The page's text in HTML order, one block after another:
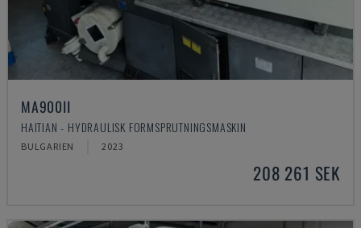
MA900ІІ
HAITIAN - HYDRAULISK FORMSPRUTNINGSMASKIN
BULGARIEN 2023
208 261 SEK